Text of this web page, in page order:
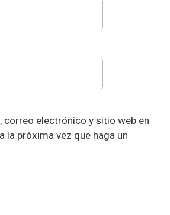
correo electrónico y sitio web en
la próxima vez que haga un